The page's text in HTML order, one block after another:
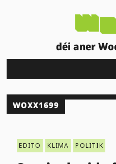
déi aner
WOXX1699
EDITO KLIMA POLITIK